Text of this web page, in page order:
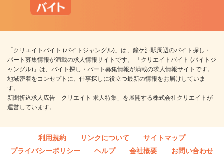
「クリエイトバイト (バイトジャングル)」は、鐘ケ淵駅周辺のバイト探し・
パート募集情報が満載の求人情報サイトです。 「クリエイトバイト (バイトジ
ャングル)」は、バイト探し・パート募集情報が満載の求人情報サイトです。
地域密着をコンセプトに、仕事探しに役立つ最新の情報をお届けしていま
す。
新聞折込求人広告「クリエイト 求人特集」を展開する株式会社クリエイトが
運営しています。
利用規約 リンクについて
サイトマップ
プライバシーポリシー
ヘルプ 会社概要
お問い合わせ